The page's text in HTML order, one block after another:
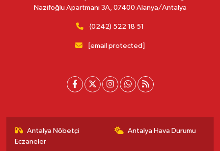
Nazifoğlu Apartmanı 3A, 07400 Alanya/Antalya
(0242) 522 18 51
[email protected]
Antalya Nöbetçi
Eczaneler
Antalya Hava Durumu